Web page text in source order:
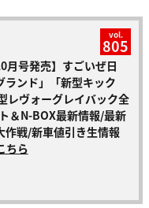
vol.
805
月号発売】すごいぜ日
ランド」「新型キック
レヴォーグレイバック全
＆N-BOX最新情報/最新
作戦/新車値引き生情報
ちら